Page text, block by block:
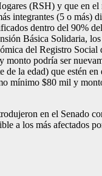
(RSH) y que
integrantes (5 o
dentro del
Básica Solidaria,
del Registro
podría ser
la edad) que estén
mínimo $80 mil y
en el Senado
los más afectados